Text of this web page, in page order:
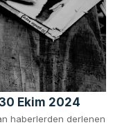
Ekim 2024
haberlerden derlenen